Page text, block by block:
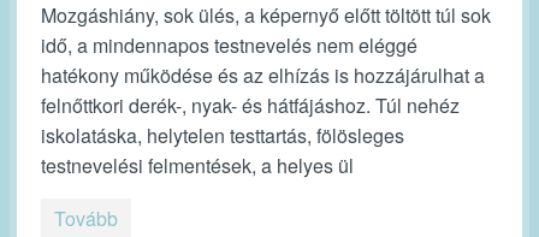
Mozgáshiány, sok ülés, a képernyő előtt töltött túl sok
idő, a mindennapos testnevelés nem eléggé
hatékony működése és az elhízás is hozzájárulhat a
felnőttkori derék-, nyak- és hátfájáshoz. Túl nehéz
iskolatáska, helytelen testtartás, fölösleges
testnevelési felmentések, a helyes ül
Tovább